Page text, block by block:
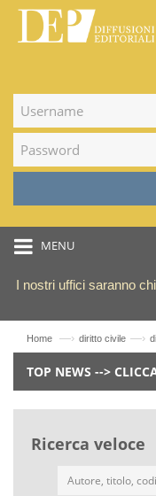
MENU
I nostri uffici saranno
Home —› diritto civile —›
TOP NEWS -->
Ricerca veloce